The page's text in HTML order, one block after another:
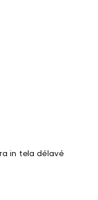
in tela délavé